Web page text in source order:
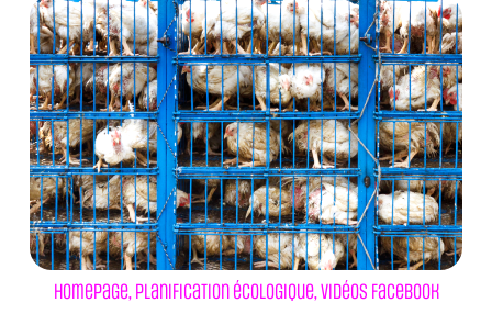
Homepage,Planification écologique,Vidéos Facebook